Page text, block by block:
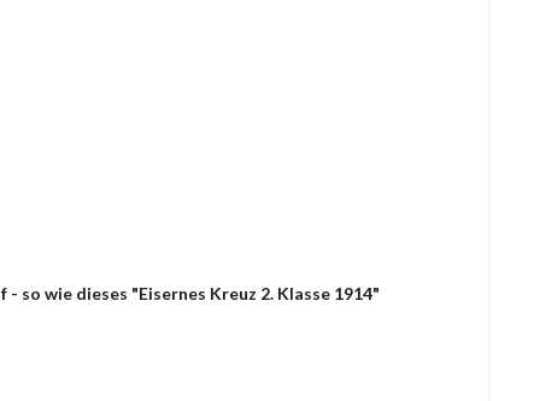
so wie dieses "Eisernes Kreuz 2. Klasse 1914"